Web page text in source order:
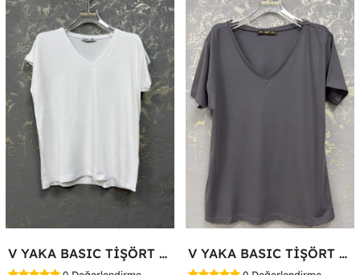
V YAKA BASIC TİŞÖRT Beyaz V YAKA BASIC TİŞÖRT Antrasit